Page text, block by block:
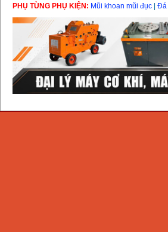
Giá:1296000VND
PHỤ TÙNG PHỤ KIỆN: Mũi khoan mũi đục Đá